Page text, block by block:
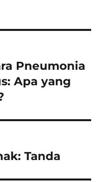
Pneumonia
Apa yang
Tanda